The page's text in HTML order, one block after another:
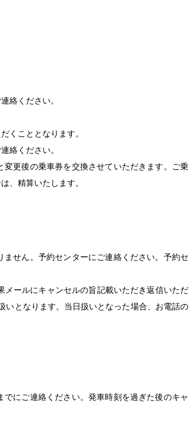
絡ください。
くこととなります。
絡ください。
更後の乗車券を交換させていただきます。ご乗
、精算いたします。
せん。予約センターにご連絡ください。予約セ
ールにキャンセルの旨記載いただき返信いただ
となります。当日扱いとなった場合、お電話の
にご連絡ください。発車時刻を過ぎた後のキャ